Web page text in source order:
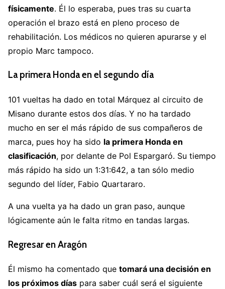
–#MM93
pic.twitter.com/AAOuvcyfmp
— Marc Márquez (@marcmarquez93)September
7, 2022
físicamente. Él lo esperaba, pues tras su cuarta
operación el brazo está en pleno proceso de
rehabilitación. Los médicos no quieren apurarse y el
propio Marc tampoco.
La primera Honda en el segundo día
101 vueltas ha dado en total Márquez al circuito de
Misano durante estos dos días. Y no ha tardado
mucho en ser el más rápido de sus compañeros de
marca, pues hoy ha sido la primera Honda en
clasificación, por delante de Pol Espargaró. Su tiempo
más rápido ha sido un 1:31:642, a tan sólo medio
segundo del líder, Fabio Quartararo.
A una vuelta ya ha dado un gran paso, aunque
lógicamente aún le falta ritmo en tandas largas.
Regresar en Aragón
Él mismo ha comentado que tomará una decisión en
los próximos días para saber cuál será el siguiente